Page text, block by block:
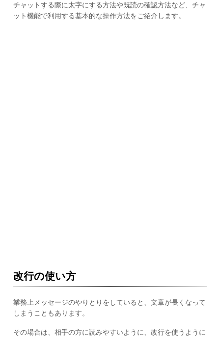
チャットする際に太字にする方法や既読の確認方法など、チャ
ット機能で利用する基本的な操作方法をご紹介します。
改行の使い方
業務上メッセージのやりとりをしていると、文章が長くなって
しまうこともあります。
その場合は、相手の方に読みやすいように、改行を使うように